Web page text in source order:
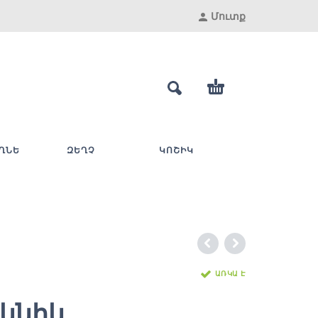
Մուտք
ԶԵՂՉ ԿՈՇԻԿ
ԱՌԿԱ Է